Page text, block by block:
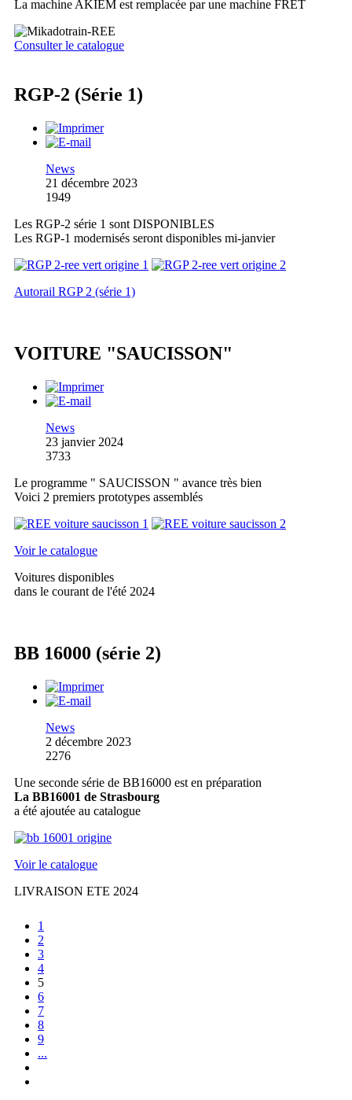
La machine AKIEM est remplacée par une machine FRET
Consulter le catalogue
RGP-2 (Série 1)
News
21 décembre 2023
1949
Les RGP-2 série 1 sont DISPONIBLES
Les RGP-1 modernisés seront disponibles mi-janvier
Autorail RGP 2 (série 1)
VOITURE "SAUCISSON"
News
23 janvier 2024
3733
Le programme " SAUCISSON " avance très bien
Voici 2 premiers prototypes assemblés
Voir le catalogue
Voitures disponibles
dans le courant de l'été 2024
BB 16000 (série 2)
News
2 décembre 2023
2276
Une seconde série de BB16000 est en préparation
La BB16001 de Strasbourg
a été ajoutée au catalogue
Voir le catalogue
LIVRAISON ETE 2024
1
2
3
4
5
6
7
8
9
...